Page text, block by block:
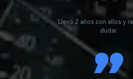
Málaga
Llevo 2 años con ellos y
dudar.